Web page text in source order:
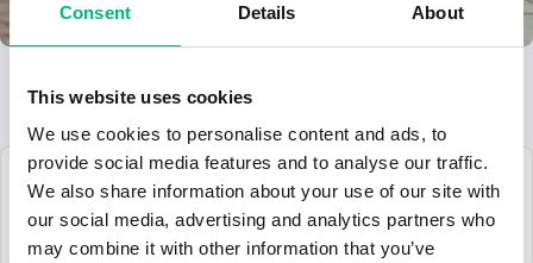
Consent Details About
This website uses cookies
We use cookies to personalise content and ads, to
provide social media features and to analyse our traffic.
We also share information about your use of our site with
our social media, advertising and analytics partners who
may combine it with other information that you’ve
Lediga jobb inom yrket Väktare:
2026-07-22
Väktare till stationärt uppdrag i Stockh...
Tempest Security Sverige AB
Stockholm Heltid 2026-08-31